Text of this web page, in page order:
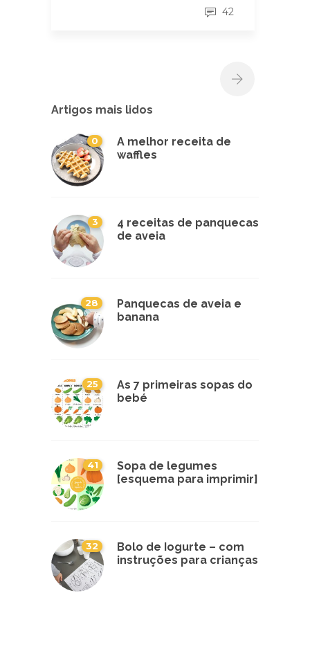
42
Artigos mais lidos
0
A melhor receita de
waffles
3
4 receitas de panquecas
de aveia
28
Panquecas de aveia e
banana
25
As 7 primeiras sopas do
bebé
41
Sopa de legumes
[esquema para imprimir]
32
Bolo de Iogurte – com
instruções para crianças